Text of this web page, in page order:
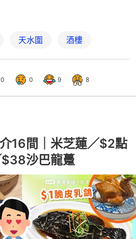
天水圍 酒樓
0 0 9 8
16間｜米芝蓮／$2點
沙巴龍躉